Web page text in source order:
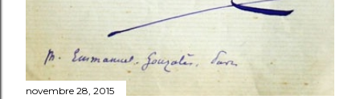
novembre 28, 2015